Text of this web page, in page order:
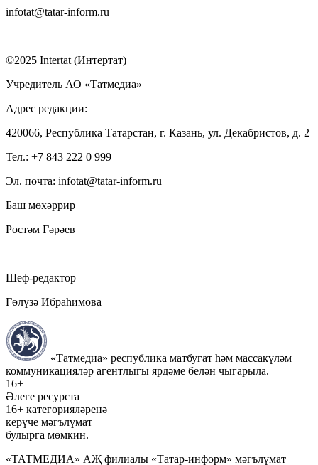
infotat@tatar-inform.ru
©2025 Intertat (Интертат)
Учредитель АО «Татмедиа»
Адрес редакции:
420066, Республика Татарстан, г. Казань, ул. Декабристов, д. 2
Тел.: +7 843 222 0 999
Эл. почта: infotat@tatar-inform.ru
Баш мөхәррир
Рөстәм Гәрәев
Шеф-редактор
Гөлүзә Ибраһимова
«Татмедиа» республика матбугат һәм массакүләм
коммуникацияләр агентлыгы ярдәме белән чыгарыла.
16+
Әлеге ресурста
16+ категорияләренә
керүче мәгълүмат
булырга мөмкин.
«ТАТМЕДИА» АҖ филиалы «Татар-информ» мәгълүмат